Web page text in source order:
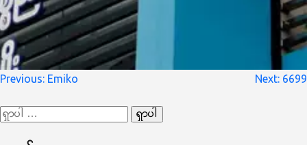
စာမူ
ပြ
Previous: Emiko Next: 6699
ရှာ